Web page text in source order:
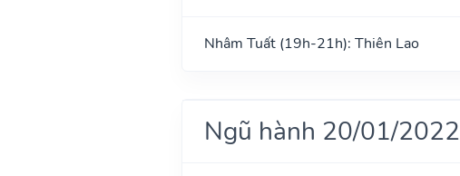
Nhâm Tuất (19h-21h): Thiên Lao
Ngũ hành 20/01/2022